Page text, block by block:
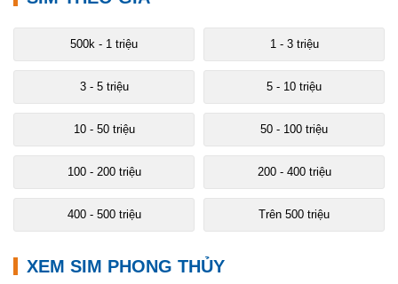
500k - 1 triệu 1 - 3 triệu
3 - 5 triệu 5 - 10 triệu
10 - 50 triệu 50 - 100 triệu
100 - 200 triệu 200 - 400 triệu
400 - 500 triệu Trên 500 triệu
XEM SIM PHONG THỦY